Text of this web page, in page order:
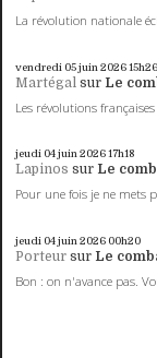
La révolution nationale
vendredi 05juin 202615h26
Martégal sur Le
Les révolutions
jeudi 04juin 202617h18
Lapinos sur Le
Pour une fois je ne mets
jeudi 04juin 2026 00h20
Porteur sur Le
Bon : on n'avance pas.